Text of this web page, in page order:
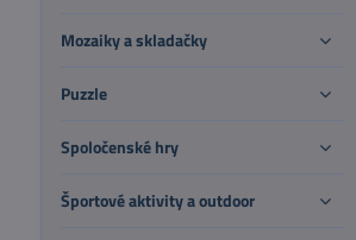
Mozaiky a skladačky
Puzzle
Spoločenské hry
Športové aktivity a outdoor